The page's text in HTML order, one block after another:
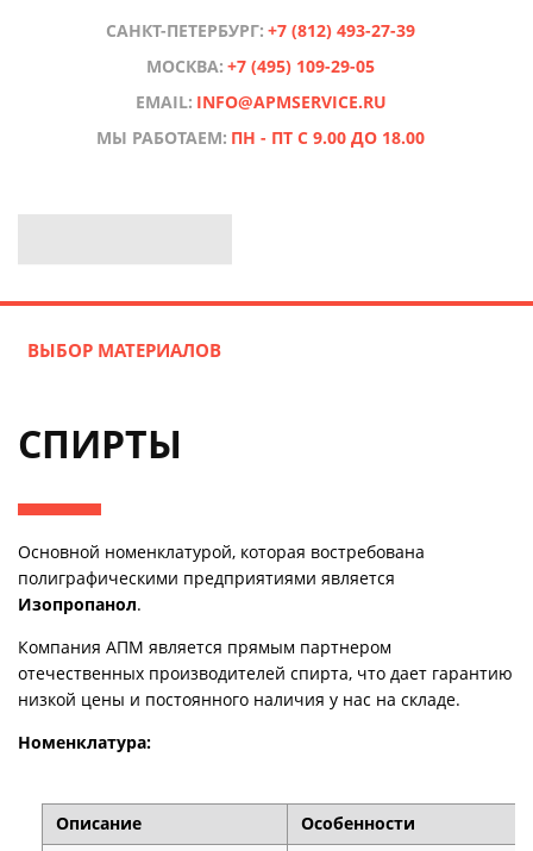
САНКТ-ПЕТЕРБУРГ: +7 (812) 493-27-39
МОСКВА: +7 (495) 109-29-05
EMAIL: INFO@APMSERVICE.RU
МЫ РАБОТАЕМ: ПН - ПТ С 9.00 ДО 18.00
ВЫБОР МАТЕРИАЛОВ
СПИРТЫ
Основной номенклатурой, которая востребована
полиграфическими предприятиями является
Изопропанол.
Компания АПМ является прямым партнером
отечественных производителей спирта, что дает гарантию
низкой цены и постоянного наличия у нас на складе.
Номенклатура:
Описание
Особенности